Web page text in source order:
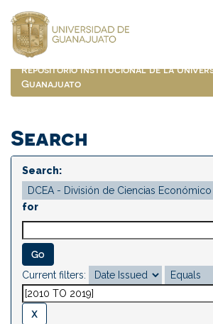
navigation
Repositorio Institucional de la
Guanajuato
Search
Search:
for
Current filters: